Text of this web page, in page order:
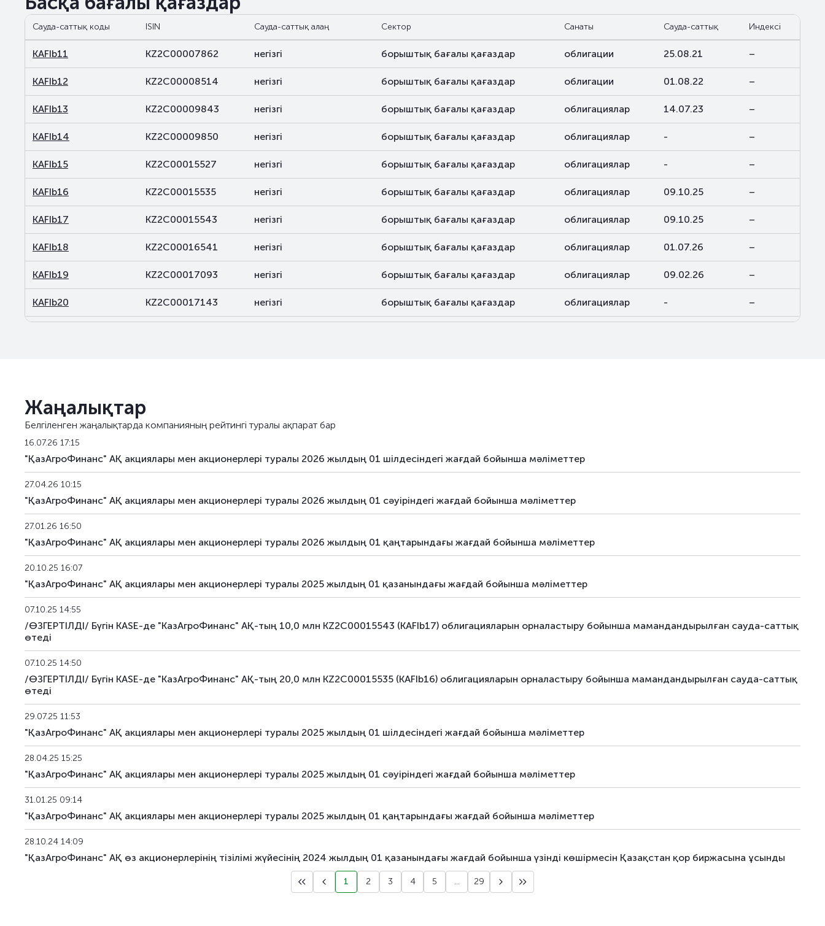
Сауда-саттық коды ISIN Сауда-саттық алаң Сектор Санаты Сауда-саттық Индексі
KAFIb11 KZ2C00007862 негізгі борыштық бағалы қағаздар облигации 25.08.21 –
KAFIb12 KZ2C00008514 негізгі борыштық бағалы қағаздар облигации 01.08.22 –
KAFIb13 KZ2C00009843 негізгі борыштық бағалы қағаздар облигациялар 14.07.23 –
KAFIb14 KZ2C00009850 негізгі борыштық бағалы қағаздар облигациялар - –
KAFIb15 KZ2C00015527 негізгі борыштық бағалы қағаздар облигациялар - –
KAFIb16 KZ2C00015535 негізгі борыштық бағалы қағаздар облигациялар 09.10.25 –
KAFIb17 KZ2C00015543 негізгі борыштық бағалы қағаздар облигациялар 09.10.25 –
KAFIb18 KZ2C00016541 негізгі борыштық бағалы қағаздар облигациялар 01.07.26 –
KAFIb19 KZ2C00017093 негізгі борыштық бағалы қағаздар облигациялар 09.02.26 –
KAFIb20 KZ2C00017143 негізгі борыштық бағалы қағаздар облигациялар - –
KAFIb24
KAFIpp1
KAFIpp4 KZ2C00010841 жеке орналастыру
KAFIpp5 жеке орналастыру борыштық бағалы қағаздар
KAFIpp6
KAFIpp7 KZ2C00011674 жеке орналастыру борыштық бағалы қағаздар
KAFIpp8 жеке орналастыру борыштық бағалы қағаздар
KAFIpp9
KAFIpp10 KZ2C00013951 жеке орналастыру борыштық бағалы қағаздар - –
KAFIpp11
KAFIpp12
Жаңалықтар
Белгіленген жаңалықтарда компанияның рейтингі туралы ақпарат бар
16.07.26 17:15
"ҚазАгроФинанс" АҚ акциялары мен акционерлері туралы 2026 жылдың 01 шілдесіндегі жағдай бойынша мәліметтер
27.04.26 10:15
"ҚазАгроФинанс" АҚ акциялары мен акционерлері туралы 2026 жылдың 01 сәуіріндегі жағдай бойынша мәліметтер
27.01.26 16:50
"ҚазАгроФинанс" АҚ акциялары мен акционерлері туралы 2026 жылдың 01 қаңтарындағы жағдай бойынша мәліметтер
20.10.25 16:07
"ҚазАгроФинанс" АҚ акциялары мен акционерлері туралы 2025 жылдың 01 қазанындағы жағдай бойынша мәліметтер
07.10.25 14:55
/ӨЗГЕРТІЛДІ/ Бүгін KASE-де "КазАгроФинанс" АҚ-тың 10,0 млн KZ2C00015543 (KAFIb17) облигацияларын орналастыру бойынша мамандандырылған сауда-саттық
өтеді
07.10.25 14:50
/ӨЗГЕРТІЛДІ/ Бүгін KASE-де "КазАгроФинанс" АҚ-тың 20,0 млн KZ2C00015535 (KAFIb16) облигацияларын орналастыру бойынша мамандандырылған сауда-саттық
өтеді
29.07.25 11:53
"ҚазАгроФинанс" АҚ акциялары мен акционерлері туралы 2025 жылдың 01 шілдесіндегі жағдай бойынша мәліметтер
28.04.25 15:25
"ҚазАгроФинанс" АҚ акциялары мен акционерлері туралы 2025 жылдың 01 сәуіріндегі жағдай бойынша мәліметтер
31.01.25 09:14
"ҚазАгроФинанс" АҚ акциялары мен акционерлері туралы 2025 жылдың 01 қаңтарындағы жағдай бойынша мәліметтер
28.10.24 14:09
"ҚазАгроФинанс" АҚ өз акционерлерінің тізілімі жүйесінің 2024 жылдың 01 қазанындағы жағдай бойынша үзінді көшірмесін Қазақстан қор биржасына ұсынды
1 2 3 4 5 ... 29